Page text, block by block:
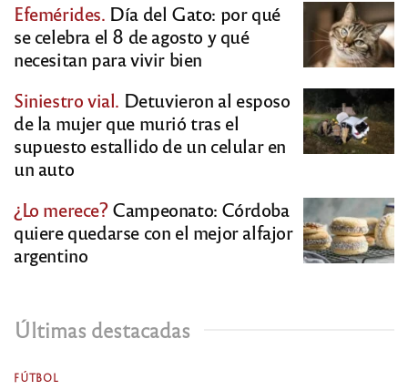
Efemérides. Día del Gato: por qué
se celebra el 8 de agosto y qué
necesitan para vivir bien
Siniestro vial. Detuvieron al esposo
de la mujer que murió tras el
supuesto estallido de un celular en
un auto
¿Lo merece?Campeonato: Córdoba
quiere quedarse con el mejor alfajor
argentino
Últimas destacadas
FÚTBOL